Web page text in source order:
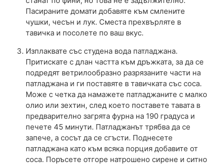
Пасираните домати добавяте към смлените
чушки, чесън и лук. Сместа прехвърляте в
тавичка и посолете по ваш вкус.
Изплаквате със студена вода патладжана.
Притискате с длан частта към дръжката, за да се
подредят ветрилообразно разрязаните части на
патладжана и ги поставяте в тавичката със соса.
Може с четка да намажете патладжаните с малко
олио или зехтин, след което поставете тавата в
предварително загрята фурна на 190 градуса и
печете 45 минути. Патладжанът трябва да се
запече, а сосът да се сгъсти. Поднесете
патладжана като към всяка порция добавите от
соса. Поръсете отгоре натрошено сирене и ситно